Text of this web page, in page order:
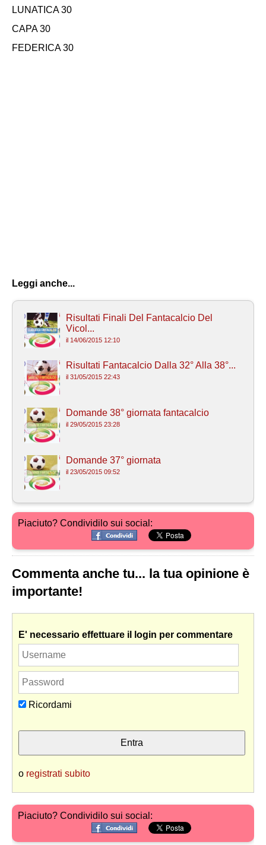
LUNATICA 30
CAPA 30
FEDERICA 30
Leggi anche...
Risultati Finali Del Fantacalcio Del
Vicol...
il 14/06/2015 12:10
Risultati Fantacalcio Dalla 32° Alla 38°...
il 31/05/2015 22:43
Domande 38° giornata fantacalcio
il 29/05/2015 23:28
Domande 37° giornata
il 23/05/2015 09:52
Piaciuto? Condividilo sui social:
Commenta anche tu... la tua opinione è
importante!
E' necessario effettuare il login per commentare
Ricordami
o registrati subito
Piaciuto? Condividilo sui social: